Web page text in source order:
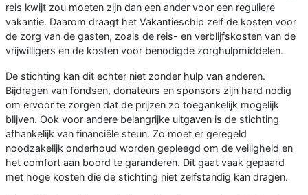
reis kwijt zou moeten zijn dan een ander voor een reguliere
vakantie. Daarom draagt het Vakantieschip zelf de kosten voor
de zorg van de gasten, zoals de reis- en verblijfskosten van de
vrijwilligers en de kosten voor benodigde zorghulpmiddelen.
De stichting kan dit echter niet zonder hulp van anderen.
Bijdragen van fondsen, donateurs en sponsors zijn hard nodig
om ervoor te zorgen dat de prijzen zo toegankelijk mogelijk
blijven. Ook voor andere belangrijke uitgaven is de stichting
afhankelijk van financiële steun. Zo moet er geregeld
noodzakelijk onderhoud worden gepleegd om de veiligheid en
het comfort aan boord te garanderen. Dit gaat vaak gepaard
met hoge kosten die de stichting niet zelfstandig kan dragen.